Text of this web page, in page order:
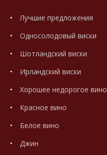
Лучшие предложения
Односолодовый виски
Шотландский виски
Ирландский виски
Хорошее недорогое вино
Красное вино
Белое вино
Джин